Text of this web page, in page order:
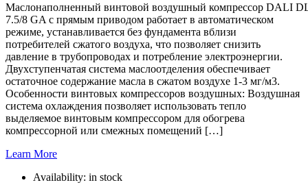
Маслонаполненный винтовой воздушный компрессор DALI
7.5/8 GA с прямым приводом работает в автоматическом
режиме, устанавливается без фундамента вблизи
потребителей сжатого воздуха, что позволяет снизить
давление в трубопроводах и потребление электроэнергии.
Двухступенчатая система маслоотделения обеспечивает
остаточное содержание масла в сжатом воздухе 1-3 мг/м3.
Особенности винтовых компрессоров воздушных: Воздушная
система охлаждения позволяет использовать тепло
выделяемое винтовым компрессором для обогрева
компрессорной или смежных помещений […]
Learn More
Availability: in stock